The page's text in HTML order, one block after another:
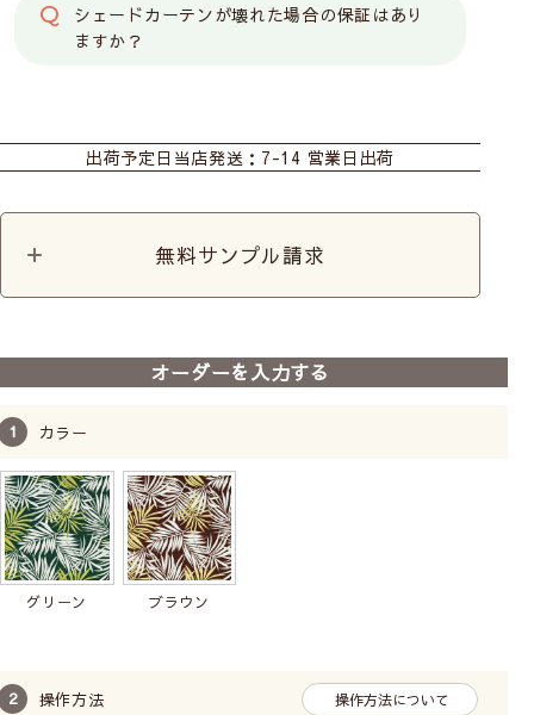
シェードカーテンが壊れた場合の保証はあり
ますか？
生地売り出荷予定日 当店発送：7-14 営業日出荷
無料サンプル請求
オーダーを入力する
カラー
グリーン ブラウン
操作方法 操作方法について